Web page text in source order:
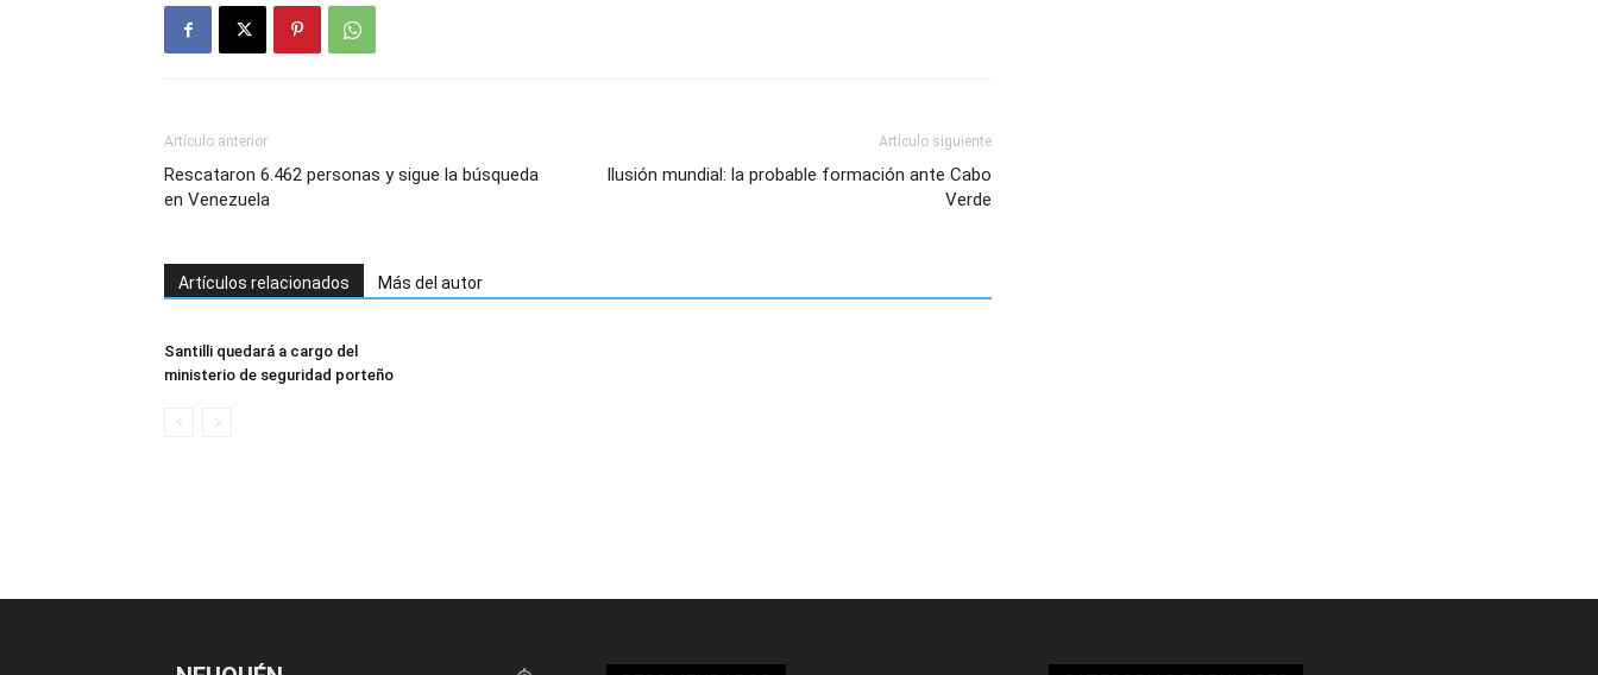
Artículo anterior
Rescataron 6.462 personas y sigue la búsqueda
en Venezuela
Artículo siguiente
Ilusión mundial: la probable formación ante Cabo
Verde
Artículos relacionados Más del autor
Santilli quedará a cargo del
ministerio de seguridad porteño